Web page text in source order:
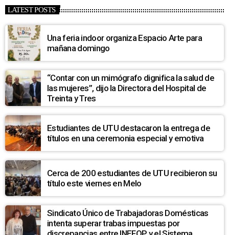
LATEST POSTS
Una feria indoor organiza Espacio Arte para
mañana domingo
“Contar con un mimógrafo dignifica la salud de
las mujeres”, dijo la Directora del Hospital de
Treinta y Tres
Estudiantes de UTU destacaron la entrega de
títulos en una ceremonia especial y emotiva
Cerca de 200 estudiantes de UTU recibieron su
título este viernes en Melo
Sindicato Único de Trabajadoras Domésticas
intenta superar trabas impuestas por